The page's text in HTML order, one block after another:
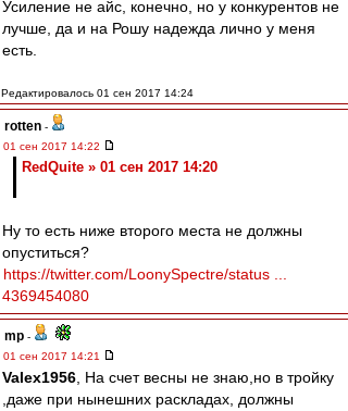
Усиление не айс, конечно, но у конкурентов не
лучше, да и на Рошу надежда лично у меня
есть.
Редактировалось 01 сен 2017 14:24
rotten -
01 сен 2017 14:22
RedQuite » 01 сен 2017 14:20
Ну то есть ниже второго места не должны
опуститься?
https://twitter.com/LoonySpectre/status ...
4369454080
mp -
01 сен 2017 14:21
Valex1956 , На счет весны не знаю,но в тройку
,даже при нынешних раскладах, должны